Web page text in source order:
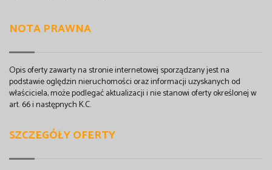
NOTA PRAWNA
Opis oferty zawarty na stronie internetowej sporządzany jest na
podstawie oględzin nieruchomości oraz informacji uzyskanych od
właściciela, może podlegać aktualizacji i nie stanowi oferty określonej w
art. 66 i następnych K.C.
SZCZEGÓŁY OFERTY